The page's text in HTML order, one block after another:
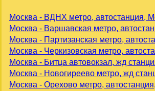
Москва - ВДНХ метро, автостанция,
Москва - Варшавская метро,
Москва - Партизанская метро,
Москва - Черкизовская метро,
Москва - Битца автовокзал, жд
Москва - Новогиреево метро, жд
Москва - Орехово метро,